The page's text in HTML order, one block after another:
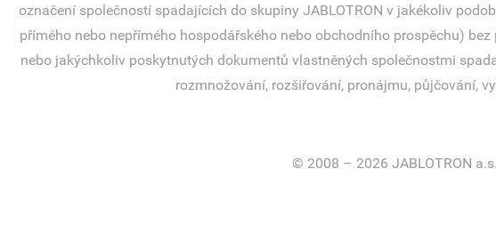
označení společností spadajících do skupiny JABLOTRON v jakékoliv
přímého nebo nepřímého hospodářského nebo obchodního prospěchu)
nebo jakýchkoliv poskytnutých dokumentů vlastněných společnostmi
rozmnožování, rozšiřování, pronájmu, půjčování,
© 2008 – 2026 JABLOTRON